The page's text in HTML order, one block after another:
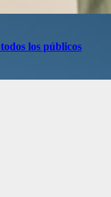
los públicos